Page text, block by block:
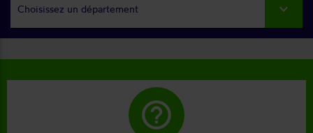
Choisissez un département
help_outline